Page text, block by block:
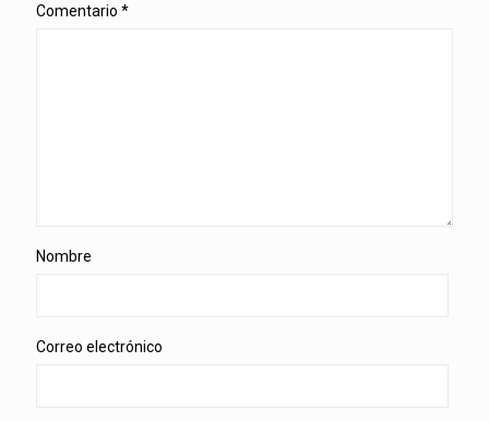
Comentario *
Nombre
Correo electrónico